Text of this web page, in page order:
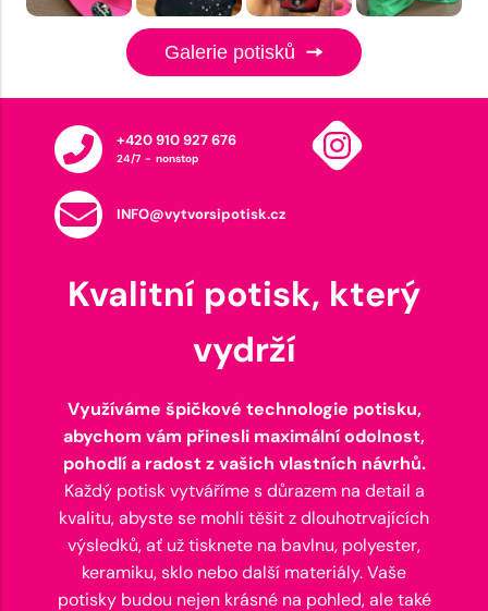
Galerie potisků
+420 910 927 676
24/7 - nonstop
INFO@vytvorsipotisk.cz
Kvalitní potisk, který
vydrží
Využíváme špičkové technologie potisku,
abychom vám přinesli maximální odolnost,
pohodlí a radost z vašich vlastních návrhů.
Každý potisk vytváříme s důrazem na detail a
kvalitu, abyste se mohli těšit z dlouhotrvajících
výsledků, ať už tisknete na bavlnu, polyester,
keramiku, sklo nebo další materiály. Vaše
potisky budou nejen krásné na pohled, ale také